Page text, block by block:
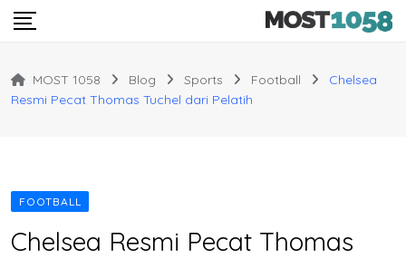
Skip
MOST 1058 Blog Sports Football
Chelsea
Resmi Pecat Thomas Tuchel dari Pelatih
FOOTBALL
Chelsea Resmi Pecat Thomas